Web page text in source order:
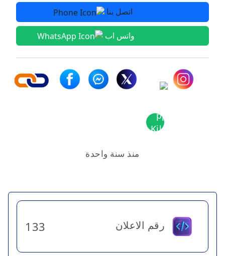
اتصل بنا
واتس اب
منذ سنة واحدة
رقم الاعلان 133